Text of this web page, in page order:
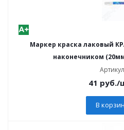
Маркер краска лаковый
наконечником
41 руб./
В